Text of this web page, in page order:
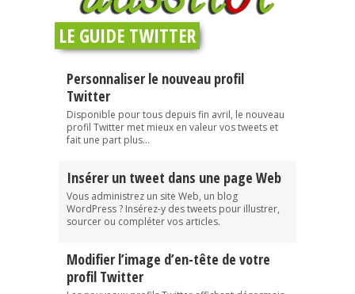
LE GUIDE TWITTER
Personnaliser le nouveau profil
Twitter
Disponible pour tous depuis fin avril, le nouveau
profil Twitter met mieux en valeur vos tweets et
fait une part plus...
Insérer un tweet dans une page Web
Vous administrez un site Web, un blog
WordPress ? Insérez-y des tweets pour illustrer,
sourcer ou compléter vos articles.
Modifier l’image d’en-tête de votre
profil Twitter